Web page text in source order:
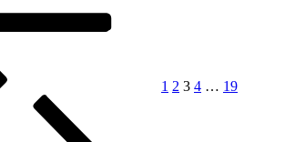
1 2 3 4 … 19